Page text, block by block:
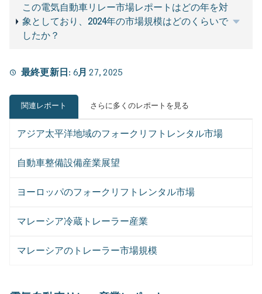
この電気自動車リレー市場レポートはどの年を対
象としており、2024年の市場規模はどのくらいで
したか？
最終更新日: 6月 27, 2025
関連レポート さらに多くのレポートを見る
アジア太平洋地域のフォークリフトレンタル市場
自動車整備設備産業展望
ヨーロッパのフォークリフトレンタル市場
マレーシア冷蔵トレーラー産業
マレーシアのトレーラー市場規模